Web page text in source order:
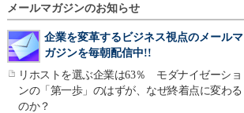
メールマガジンのお知らせ
企業を変革するビジネス視点のメールマ
ガジンを毎朝配信中!!
リホストを選ぶ企業は63％ モダナイゼーショ
ンの「第一歩」のはずが、なぜ終着点に変わる
のか？